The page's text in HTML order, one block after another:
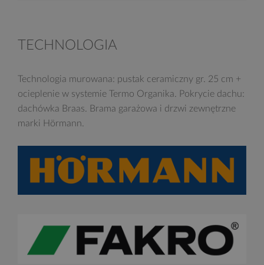
TECHNOLOGIA
Technologia murowana: pustak ceramiczny gr. 25 cm +
ocieplenie w systemie Termo Organika. Pokrycie dachu:
dachówka Braas. Brama garażowa i drzwi zewnętrzne
marki Hörmann.